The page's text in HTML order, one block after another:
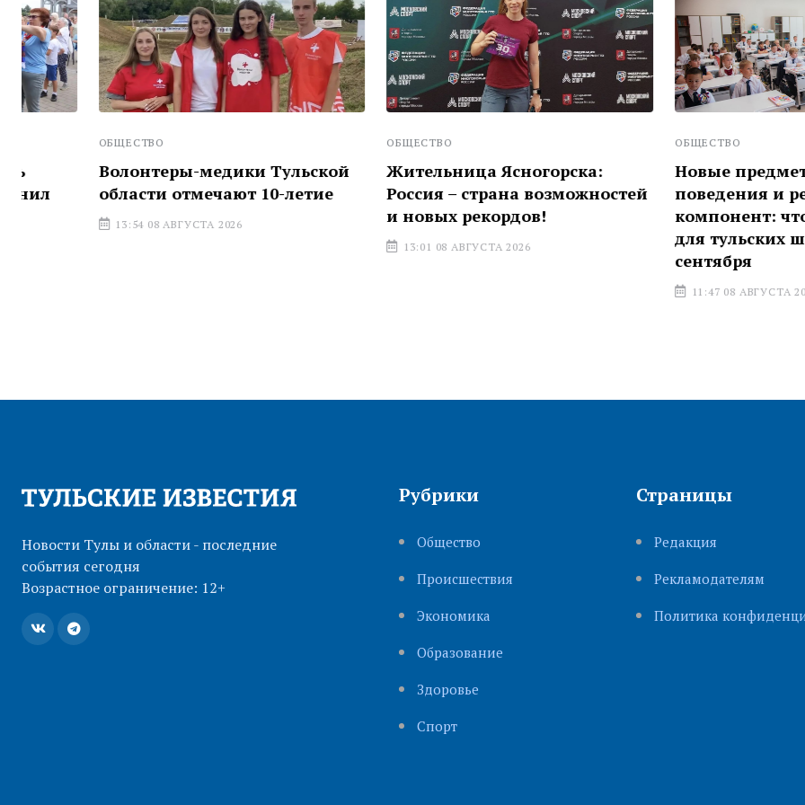
Волонтеры-медики Тульской
области отмечают 10-летие
13:54 08 АВГУСТА 2026
Жительница Ясногорска:
Россия – страна возможностей
и новых рекордов!
13:01 08 АВГУСТА 2026
Новые предметы,
поведения и
компонент: что
для тульских
11:47 08 АВГУСТА 2026
Новости Тулы и области - последние
события сегодня
Возрастное ограничение: 12+
Рубрики
Общество
Происшествия
Экономика
Образование
Здоровье
Cпорт
Страницы
Редакция
Рекламодателям
Политика